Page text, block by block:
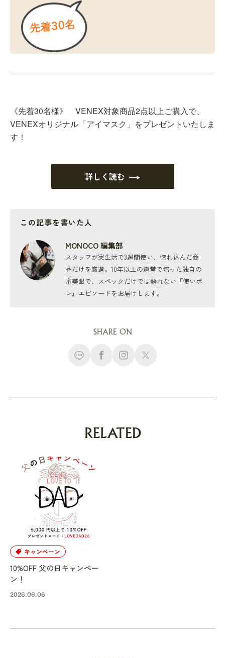
《先着30名様》 VENEX対象商品2点以上ご購入で、
VENEXオリジナル「アイマスク」をプレゼントいたしま
す！
詳しく読む
この記事を書いた人
MONOCO 編集部
スタッフが実生活で3週間使い、惚れ込んだ商
品だけを厳選。10年以上の運営で培った独自の
審美眼で、スペックだけでは語れない『使いボ
レ』エピソードをお届けします。
SHARE ON
RELATED
キャンペーン
10%OFF 父の日キャンペー
ン！
2026.06.06